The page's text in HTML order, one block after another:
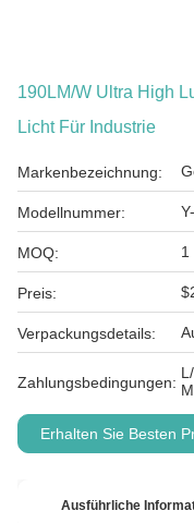
190LM/W Ultra High
Licht Für Industrie
Markenbezeichnung:
Modellnummer:
MOQ: 1
Preis:
Verpackungsdetails:
Zahlungsbedingungen:
Erhalten Sie Besten
Ausführliche